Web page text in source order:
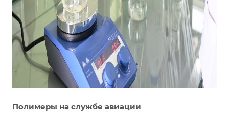
Полимеры на службе авиации